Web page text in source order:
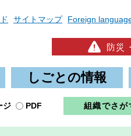
サイトマップ Foreign
防災
しごとの情報
ジ PDF 組織でさが